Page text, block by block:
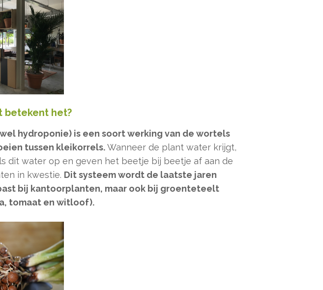
betekent het?
hydroponie) is een soort werking van de wortels
tussen kleikorrels.Wanneer de plant water krijgt,
dit water op en geven het beetje bij beetje af aan de
in kwestie. Dit systeem wordt de laatste jaren
bij kantoorplanten, maar ook bij groenteteelt
tomaat en witloof).